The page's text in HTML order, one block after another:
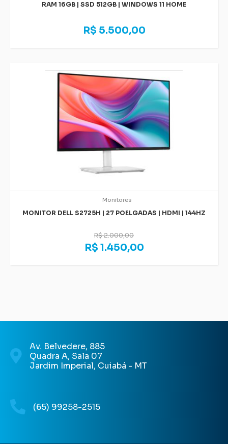
RAM 16GB | SSD 512GB | WINDOWS 11 HOME
R$ 5.500,00
Monitores
MONITOR DELL S2725H | 27 POELGADAS | HDMI | 144HZ
R$ 2.000,00
R$ 1.450,00
Av. Belvedere, 885
Quadra A, Sala 07
Jardim Imperial, Cuiabá - MT
(65) 99258-2515